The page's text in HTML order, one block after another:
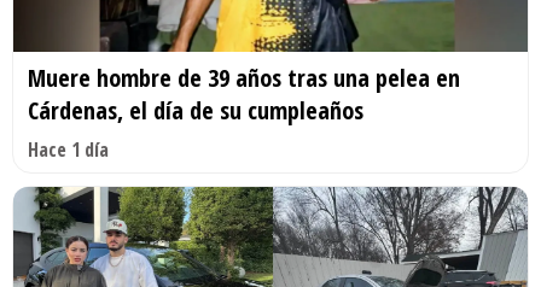
Muere hombre de 39 años tras una pelea en
Cárdenas, el día de su cumpleaños
Hace 1 día